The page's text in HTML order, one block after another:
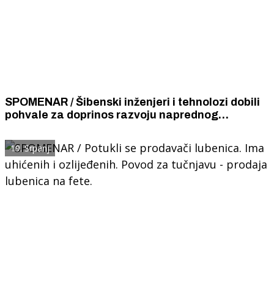
SPOMENAR / Šibenski inženjeri i tehnolozi dobili
pohvale za doprinos razvoju naprednog
19. Srpanj